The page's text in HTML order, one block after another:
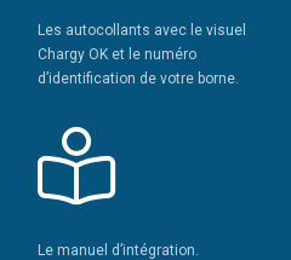
Les autocollants avec le visuel
Chargy OK et le numéro
d’identification de votre borne.
Le manuel d’intégration.